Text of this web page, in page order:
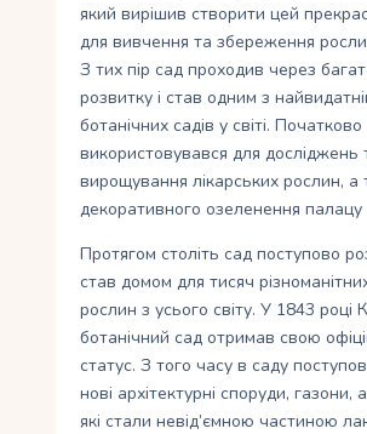
який вирішив створити цей
для вивчення та збереження
З тих пір сад проходив через
розвитку і став одним з
ботанічних садів у світі.
використовувався для досліджень
вирощування лікарських рослин, а
декоративного озеленення палацу
Протягом століть сад поступово
став домом для тисяч
рослин з усього світу. У 1843 році
ботанічний сад отримав свою
статус. З того часу в саду
нові архітектурні споруди, газони,
які стали невід’ємною частиною